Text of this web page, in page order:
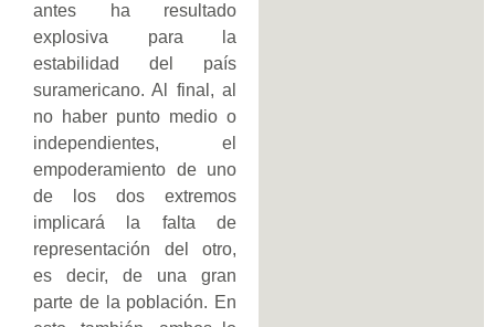
antes ha resultado
explosiva para la
estabilidad del país
suramericano. Al final, al
no haber punto medio o
independientes, el
empoderamiento de uno
de los dos extremos
implicará la falta de
representación del otro,
es decir, de una gran
parte de la población. En